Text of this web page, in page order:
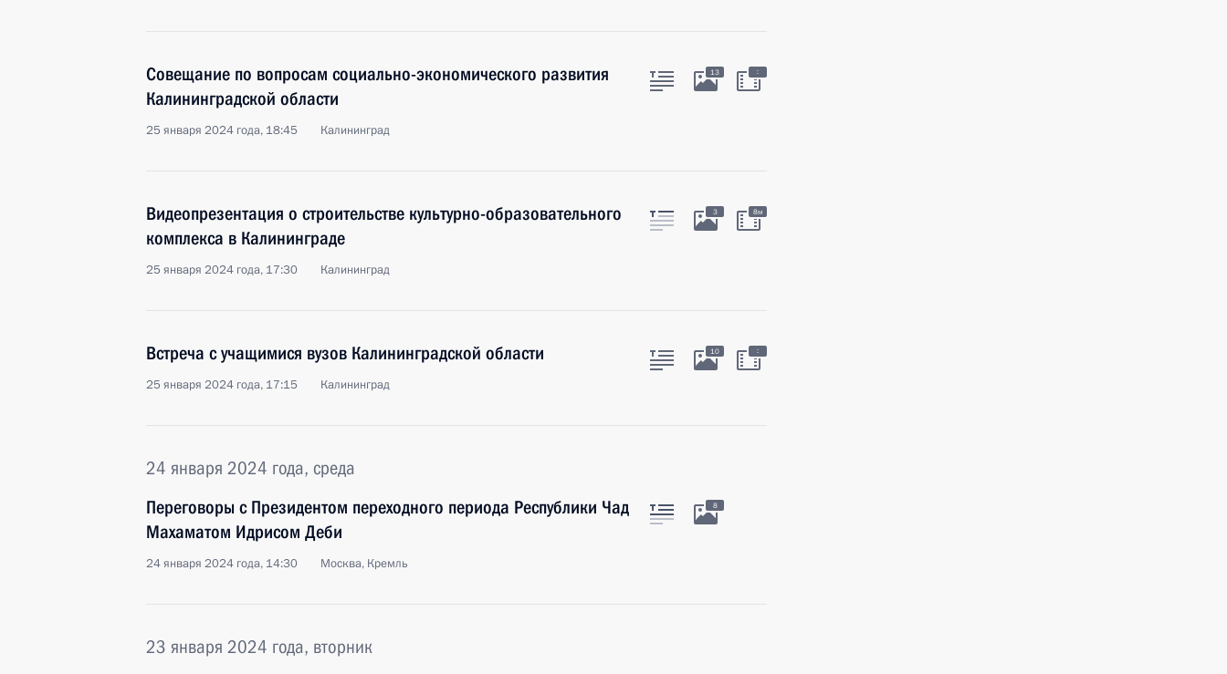
Совещание по вопросам социально-экономического развития
Калининградской области
25 января 2024 года, 18:45 Калининград
13 :
Видеопрезентация о строительстве культурно-образовательного
комплекса в Калининграде
25 января 2024 года, 17:30 Калининград
3 8м
Встреча с учащимися вузов Калининградской области
25 января 2024 года, 17:15 Калининград
10 :
24 января 2024 года, среда
Переговоры с Президентом переходного периода Республики Чад
Махаматом Идрисом Деби
24 января 2024 года, 14:30 Москва, Кремль
8
23 января 2024 года, вторник